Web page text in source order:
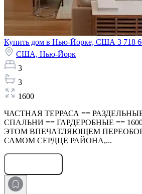
Купить дом в Нью-Йорке, США 3 718
США, Нью-Йорк
3
3
1600
ЧАСТНАЯ ТЕРРАСА ==
СПАЛЬНИ == ГАРДЕРОБНЫЕ ==
ЭТОМ ВПЕЧАТЛЯЮЩЕМ
САМОМ СЕРДЦЕ РАЙОНА,...